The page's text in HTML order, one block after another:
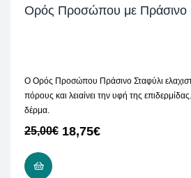
Ορός Προσώπου με Πράσινο
Ο Ορός Προσώπου Πράσινο Σταφύλι
πόρους και λειαίνει την υφή της
δέρμα.
25,00€ 18,75€